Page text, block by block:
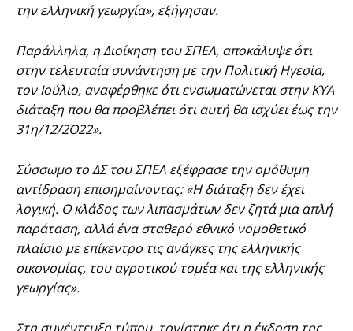
την ελληνική γεωργία», εξήγησαν.
Παράλληλα, η Διοίκηση του ΣΠΕΛ, αποκάλυψε ότι
στην τελευταία συνάντηση με την Πολιτική Ηγεσία,
τον Ιούλιο, αναφέρθηκε ότι ενσωματώνεται στην ΚΥΑ
διάταξη που θα προβλέπει ότι αυτή θα ισχύει έως την
31η/12/2Ο22».
Σύσσωμο το ΔΣ του ΣΠΕΛ εξέφρασε την ομόθυμη
αντίδραση επισημαίνοντας: «Η διάταξη δεν έχει
λογική. Ο κλάδος των λιπασμάτων δεν ζητά μια απλή
παράταση, αλλά ένα σταθερό εθνικό νομοθετικό
πλαίσιο με επίκεντρο τις ανάγκες της ελληνικής
οικονομίας, του αγροτικού τομέα και της ελληνικής
γεωργίας».